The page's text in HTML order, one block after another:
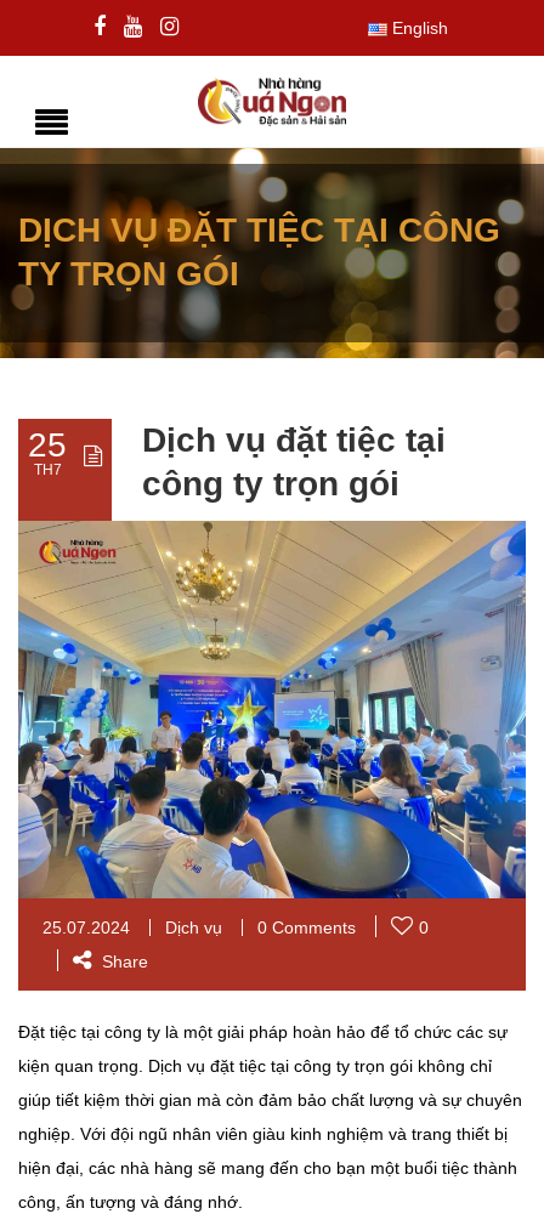
English
DỊCH VỤ ĐẶT TIỆC TẠI CÔNG
TY TRỌN GÓI
25
TH7
Dịch vụ đặt tiệc tại
công ty trọn gói
25.07.2024 Dịch vụ 0 Comments
0
Share
Đặt tiệc tại công ty là một giải pháp hoàn hảo để tổ chức các sự
kiện quan trọng. Dịch vụ đặt tiệc tại công ty trọn gói không chỉ
giúp tiết kiệm thời gian mà còn đảm bảo chất lượng và sự chuyên
nghiệp. Với đội ngũ nhân viên giàu kinh nghiệm và trang thiết bị
hiện đại, các nhà hàng sẽ mang đến cho bạn một buổi tiệc thành
công, ấn tượng và đáng nhớ.